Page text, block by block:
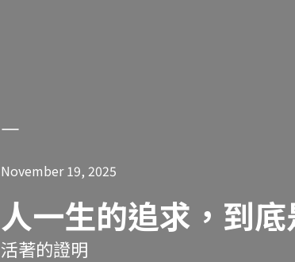
November 19, 2025
人一生的追求，到底
活著的證明